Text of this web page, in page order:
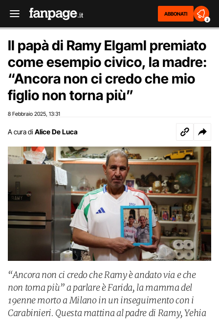
ABBONATI
2
Il papà di Ramy Elgaml premiato
come esempio civico, la madre:
“Ancora non ci credo che mio
figlio non torna più”
8 Febbraio 2025 13:31
A cura di Alice De Luca
“Ancora non ci credo che Ramy è andato via e che
non torna più” a parlare è Farida, la mamma del
19enne morto a Milano in un inseguimento con i
Carabinieri. Questa mattina al padre di Ramy, Yehia